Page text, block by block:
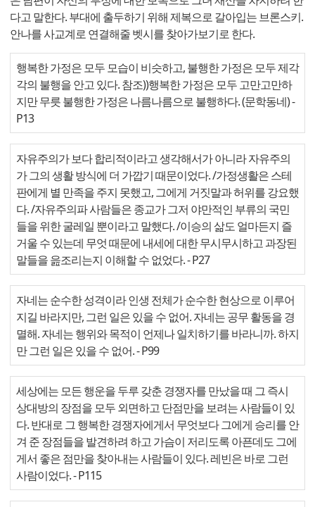
다고 말한다. 부대에 출두하기 위해 제복으로 갈아입는 브론스키.
안나를 사교계로 연결해줄 벳시를 찾아가보기로 한다.
행복한 가정은 모두 모습이 비슷하고, 불행한 가정은 모두 제각
각의 불행을 안고 있다. 참조))행복한 가정은 모두 고만고만하
지만 무릇 불행한 가정은 나름나름으로 불행하다. (문학동네)-
P13
자유주의가 보다 합리적이라고 생각해서가 아니라 자유주의
가 그의 생활 방식에 더 가깝기 때문이었다. /가정생활은 스테
판에게 별 만족을 주지 못했고, 그에게 거짓말과 허위를 강요했
다. /자유주의파 사람들은 종교가 그저 야만적인 부류의 국민
들을 위한 굴레일 뿐이라고 말했다. /이승의 삶도 얼마든지 즐
거울 수 있는데 무엇 때문에 내세에 대한 무시무시하고 과장된
말들을 읊조리는지 이해할 수 없었다.- P27
자네는 순수한 성격이라 인생 전체가 순수한 현상으로 이루어
지길 바라지만, 그런 일은 있을 수 없어. 자네는 공무 활동을 경
멸해. 자네는 행위와 목적이 언제나 일치하기를 바라니까. 하지
만 그런 일은 있을 수 없어.- P99
세상에는 모든 행운을 두루 갖춘 경쟁자를 만났을 때 그 즉시
상대방의 장점을 모두 외면하고 단점만을 보려는 사람들이 있
다. 반대로 그 행복한 경쟁자에게서 무엇보다 그에게 승리를 안
겨 준 장점들을 발견하려 하고 가슴이 저리도록 아픈데도 그에
게서 좋은 점만을 찾아내는 사람들이 있다. 레빈은 바로 그런
사람이었다.- P115